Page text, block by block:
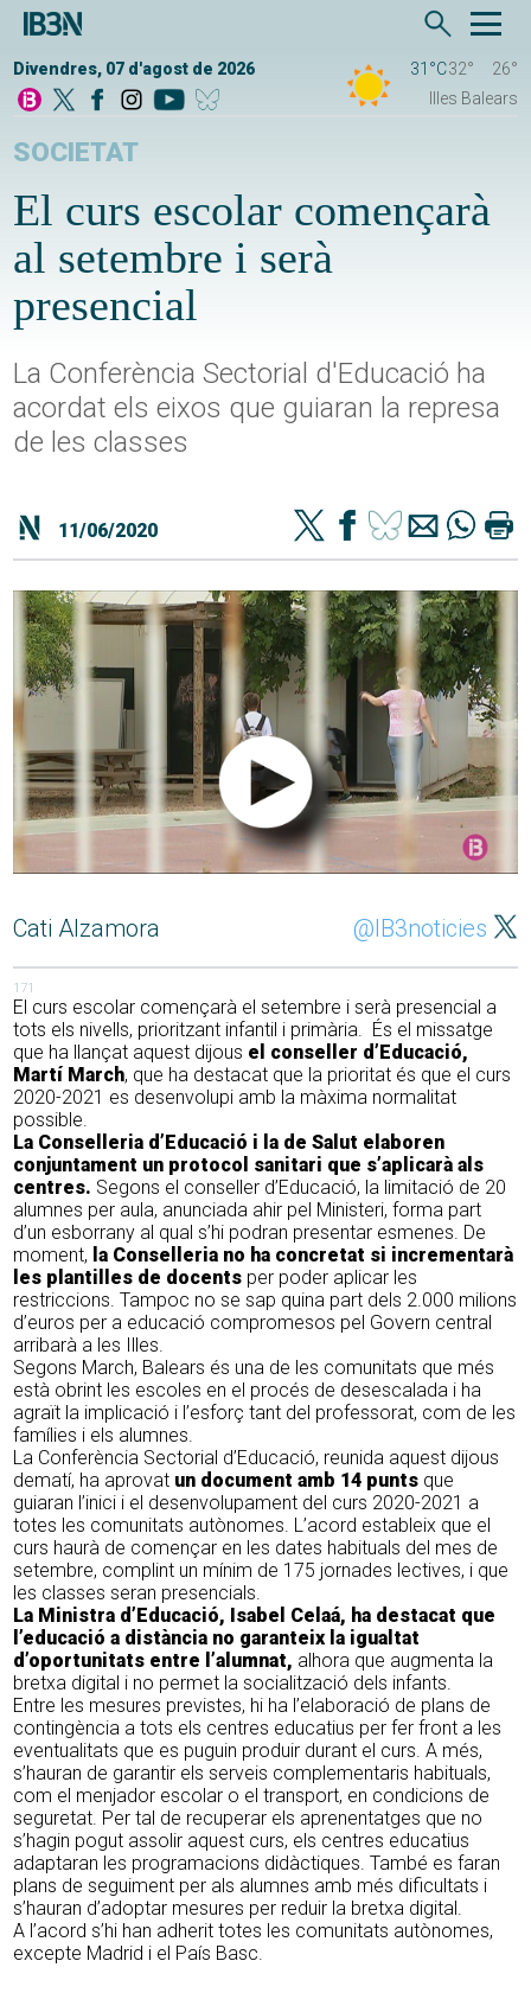
Divendres, 07 d'agost de 2026 31°C32°
26°
Illes Balears
SOCIETAT
El curs escolar començarà
al setembre i serà
presencial
La Conferència Sectorial d'Educació ha
acordat els eixos que guiaran la represa
de les classes
11/06/2020
Cati Alzamora @IB3noticies
171
El curs escolar començarà el setembre i serà presencial a
tots els nivells, prioritzant infantil i primària. És el missatge
que ha llançat aquest dijous el conseller d’Educació,
Martí March, que ha destacat que la prioritat és que el curs
2020-2021 es desenvolupi amb la màxima normalitat
possible.
La Conselleria d’Educació i la de Salut elaboren
conjuntament un protocol sanitari que s’aplicarà als
centres. Segons el conseller d’Educació, la limitació de 20
alumnes per aula, anunciada ahir pel Ministeri, forma part
d’un esborrany al qual s’hi podran presentar esmenes. De
moment, la Conselleria no ha concretat si incrementarà
les plantilles de docents per poder aplicar les
restriccions. Tampoc no se sap quina part dels 2.000 milions
d’euros per a educació compromesos pel Govern central
arribarà a les Illes.
Segons March, Balears és una de les comunitats que més
està obrint les escoles en el procés de desescalada i ha
agraït la implicació i l’esforç tant del professorat, com de les
famílies i els alumnes.
La Conferència Sectorial d’Educació, reunida aquest dijous
dematí, ha aprovat un document amb 14 punts que
guiaran l’inici i el desenvolupament del curs 2020-2021 a
totes les comunitats autònomes. L’acord estableix que el
curs haurà de començar en les dates habituals del mes de
setembre, complint un mínim de 175 jornades lectives, i que
les classes seran presencials.
La Ministra d’Educació, Isabel Celaá, ha destacat que
l’educació a distància no garanteix la igualtat
d’oportunitats entre l’alumnat, alhora que augmenta la
bretxa digital i no permet la socialització dels infants.
Entre les mesures previstes, hi ha l’elaboració de plans de
contingència a tots els centres educatius per fer front a les
eventualitats que es puguin produir durant el curs. A més,
s’hauran de garantir els serveis complementaris habituals,
com el menjador escolar o el transport, en condicions de
seguretat. Per tal de recuperar els aprenentatges que no
s’hagin pogut assolir aquest curs, els centres educatius
adaptaran les programacions didàctiques. També es faran
plans de seguiment per als alumnes amb més dificultats i
s’hauran d’adoptar mesures per reduir la bretxa digital.
A l’acord s’hi han adherit totes les comunitats autònomes,
excepte Madrid i el País Basc.